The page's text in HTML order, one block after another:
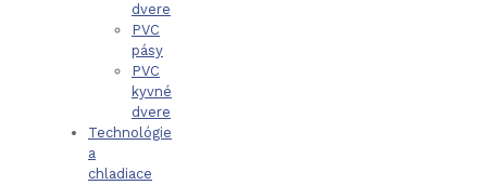
dvere
PVC
pásy
PVC
kyvné
dvere
Technológie
a
chladiace